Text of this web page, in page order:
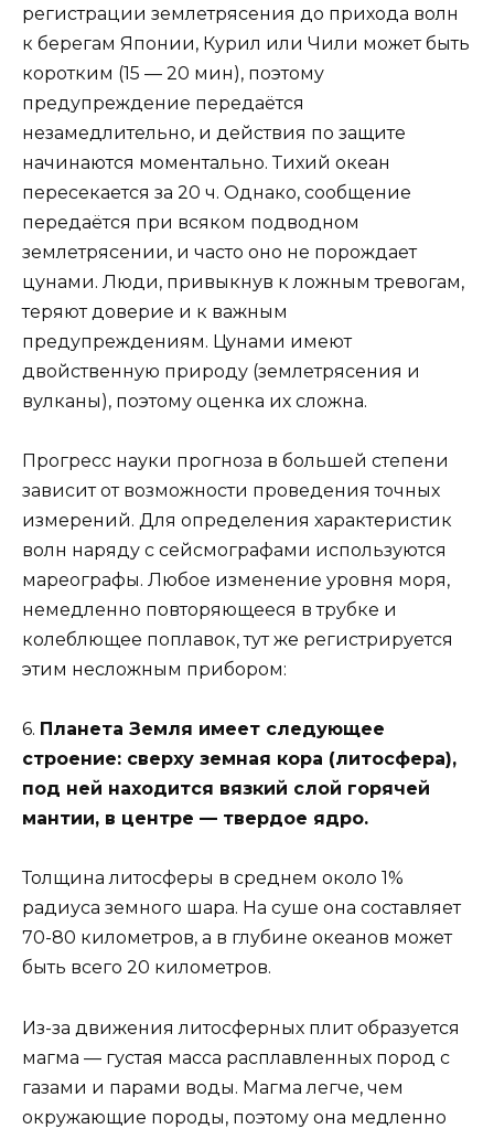
регистрации землетрясения до прихода волн
к берегам Японии, Курил или Чили может быть
коротким (15 — 20 мин), поэтому
предупреждение передаётся
незамедлительно, и действия по защите
начинаются моментально. Тихий океан
пересекается за 20 ч. Однако, сообщение
передаётся при всяком подводном
землетрясении, и часто оно не порождает
цунами. Люди, привыкнув к ложным тревогам,
теряют доверие и к важным
предупреждениям. Цунами имеют
двойственную природу (землетрясения и
вулканы), поэтому оценка их сложна.
Прогресс науки прогноза в большей степени
зависит от возможности проведения точных
измерений. Для определения характеристик
волн наряду с сейсмографами используются
мареографы. Любое изменение уровня моря,
немедленно повторяющееся в трубке и
колеблющее поплавок, тут же регистрируется
этим несложным прибором:
6. Планета Земля имеет следующее
строение: сверху земная кора (литосфера),
под ней находится вязкий слой горячей
мантии, в центре — твердое ядро.
Толщина литосферы в среднем около 1%
радиуса земного шара. На суше она составляет
70-80 километров, а в глубине океанов может
быть всего 20 километров.
Из-за движения литосферных плит образуется
магма — густая масса расплавленных пород с
газами и парами воды. Магма легче, чем
окружающие породы, поэтому она медленно